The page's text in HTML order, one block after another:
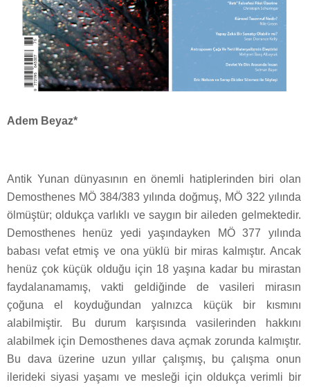
Adem Beyaz*
Antik Yunan dünyasının en önemli hatiplerinden biri olan
Demosthenes MÖ 384/383 yılında doğmuş, MÖ 322 yılında
ölmüştür; oldukça varlıklı ve saygın bir aileden gelmektedir.
Demosthenes henüz yedi yaşındayken MÖ 377 yılında
babası vefat etmiş ve ona yüklü bir miras kalmıştır. Ancak
henüz çok küçük olduğu için 18 yaşına kadar bu mirastan
faydalanamamış, vakti geldiğinde de vasileri mirasın
çoğuna el koyduğundan yalnızca küçük bir kısmını
alabilmiştir. Bu durum karşısında vasilerinden hakkını
alabilmek için Demosthenes dava açmak zorunda kalmıştır.
Bu dava üzerine uzun yıllar çalışmış, bu çalışma onun
ilerideki siyasi yaşamı ve mesleği için oldukça verimli bir